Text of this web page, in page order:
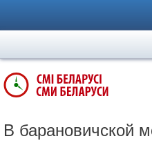
В барановичской